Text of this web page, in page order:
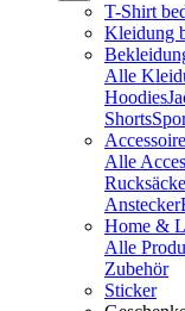
T-Shirt
Kleidung
Alle
Hoodies
Shorts
Alle
Rucksäcke
Anstecker
Home &
Alle
Zubehör
Sticker